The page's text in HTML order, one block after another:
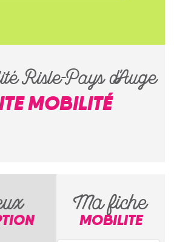
Risle-Pays d'Auge
MOBILITÉ
Ma fiche
MOBILITE